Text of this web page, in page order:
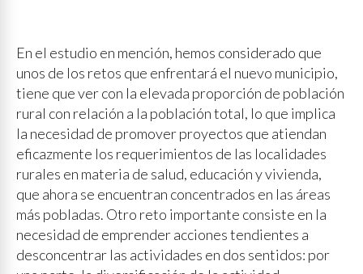
En el estudio en mención, hemos considerado que
unos de los retos que enfrentará el nuevo municipio,
tiene que ver con la elevada proporción de población
rural con relación a la población total, lo que implica
la necesidad de promover proyectos que atiendan
eficazmente los requerimientos de las localidades
rurales en materia de salud, educación y vivienda,
que ahora se encuentran concentrados en las áreas
más pobladas. Otro reto importante consiste en la
necesidad de emprender acciones tendientes a
desconcentrar las actividades en dos sentidos: por